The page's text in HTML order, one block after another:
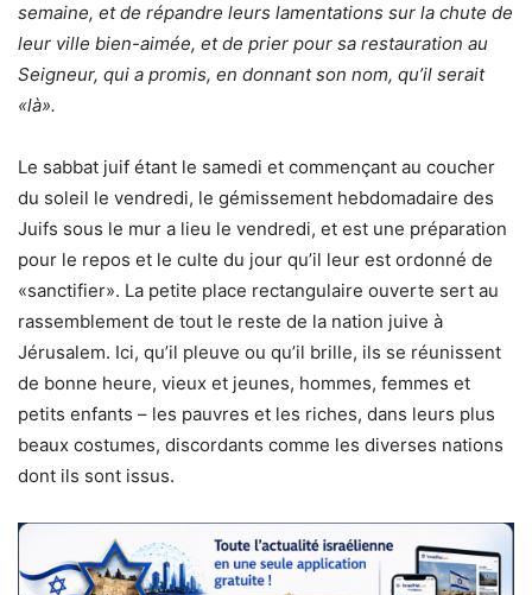
semaine, et de répandre leurs lamentations sur la chute de
leur ville bien-aimée, et de prier pour sa restauration au
Seigneur, qui a promis, en donnant son nom, qu’il serait
«là».
Le sabbat juif étant le samedi et commençant au coucher
du soleil le vendredi, le gémissement hebdomadaire des
Juifs sous le mur a lieu le vendredi, et est une préparation
pour le repos et le culte du jour qu’il leur est ordonné de
«sanctifier». La petite place rectangulaire ouverte sert au
rassemblement de tout le reste de la nation juive à
Jérusalem. Ici, qu’il pleuve ou qu’il brille, ils se réunissent
de bonne heure, vieux et jeunes, hommes, femmes et
petits enfants – les pauvres et les riches, dans leurs plus
beaux costumes, discordants comme les diverses nations
dont ils sont issus.